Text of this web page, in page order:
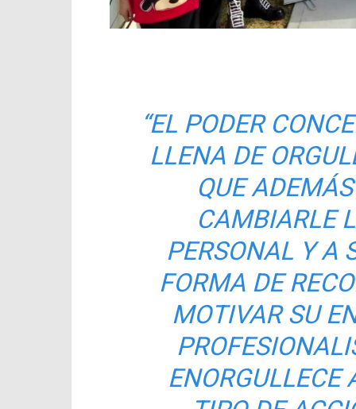
“EL PODER
LLENA DE
QUE
CAMBIARLE
PERSONAL Y A
FORMA DE
MOTIVAR SU
ENORGULLECE